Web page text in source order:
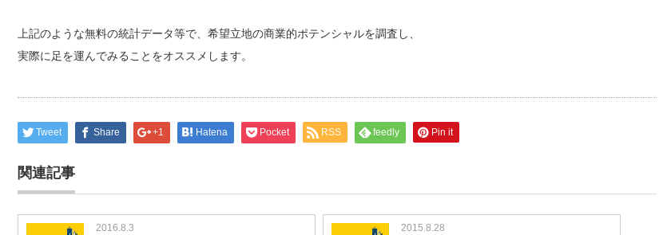
上記のような無料の統計データ等で、希望立地の商業的ポテンシャルを調査し、
実際に足を運んでみることをオススメします。
Tweet Share +1 Hatena Pocket RSS feedly Pin it
関連記事
2016.8.3 2015.8.28